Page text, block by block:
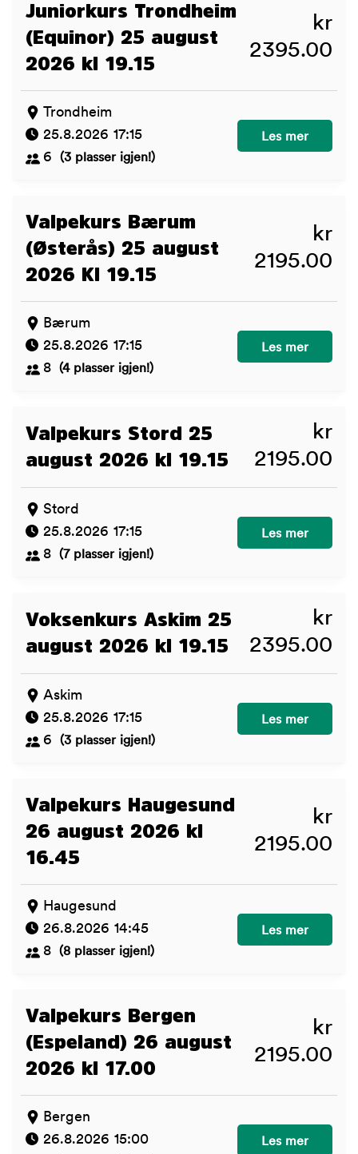
Juniorkurs Trondheim
(Equinor) 25 august
2026 kl 19.15
kr
2395.00
Trondheim
25.8.2026 17:15
6
(3 plasser igjen!)
Juniorkurs
Les mer
Valpekurs Bærum
(Østerås) 25 august
2026 Kl 19.15
kr
2195.00
Bærum
25.8.2026 17:15
8
(4 plasser igjen!)
Valpekurs
Les mer
Valpekurs Stord 25
august 2026 kl 19.15
kr
2195.00
Stord
25.8.2026 17:15
8
(7 plasser igjen!)
Valpekurs Stord
Les mer
Voksenkurs Askim 25
august 2026 kl 19.15
kr
2395.00
Askim
25.8.2026 17:15
6
(3 plasser igjen!)
Voksenkurs
Les mer
Valpekurs Haugesund
26 august 2026 kl
16.45
kr
2195.00
Haugesund
26.8.2026 14:45
8
(8 plasser igjen!)
Valpekurs
Les mer
Valpekurs Bergen
(Espeland) 26 august
2026 kl 17.00
kr
2195.00
Bergen
26.8.2026 15:00
Valpekurs
Les mer